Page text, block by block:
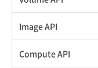
スナップショット一覧取得
スナップショット作成
Image API
ISOイメージアップロード
Compute API